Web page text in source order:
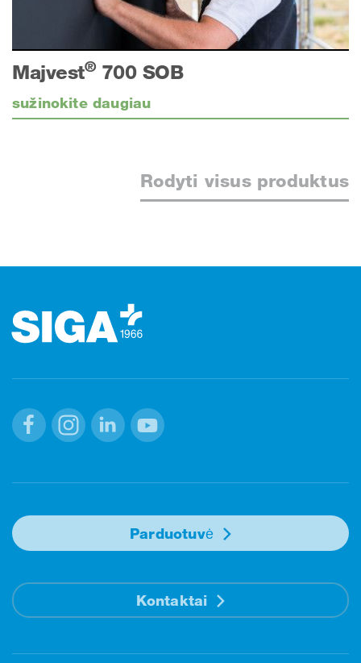
Majvest®700 SOB
sužinokite daugiau
Rodyti visus produktus
Parduotuvė
Kontaktai